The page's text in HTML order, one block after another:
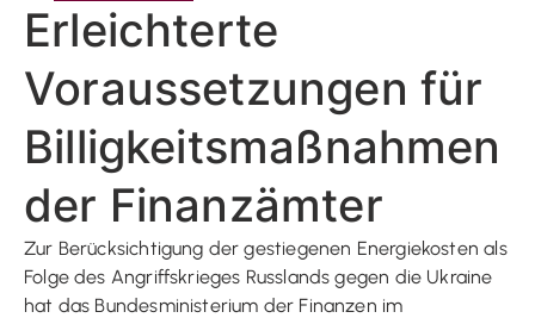
Erleichterte
Voraussetzungen für
Billigkeitsmaßnahmen
der Finanzämter
Zur Berücksichtigung der gestiegenen Energiekosten als
Folge des Angriffskrieges Russlands gegen die Ukraine
hat das Bundesministerium der Finanzen im